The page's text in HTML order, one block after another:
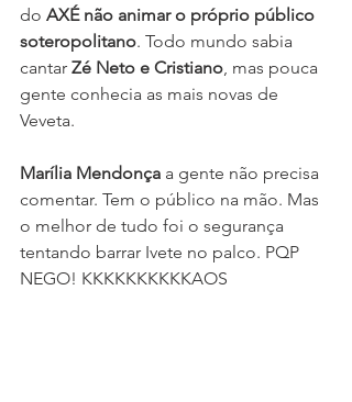
do AXÉ não animar o próprio público
soteropolitano. Todo mundo sabia
cantar Zé Neto e Cristiano, mas pouca
gente conhecia as mais novas de
Veveta.
Marília Mendonça a gente não precisa
comentar. Tem o público na mão. Mas
o melhor de tudo foi o segurança
tentando barrar Ivete no palco. PQP
NEGO! KKKKKKKKKKAOS